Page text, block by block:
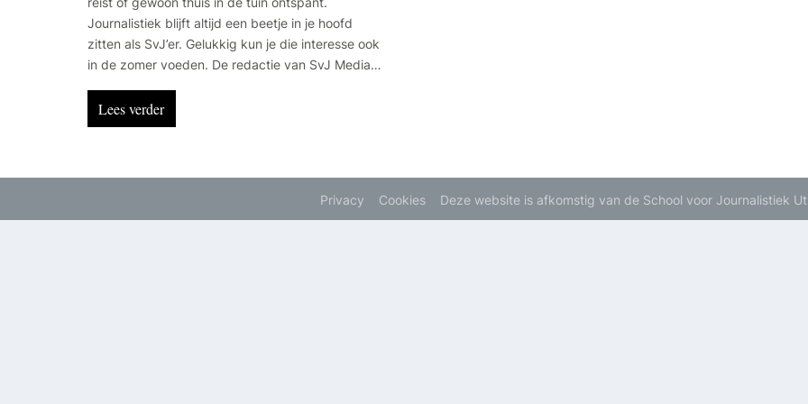
Journalistiek blijft altijd een beetje in je hoofd
zitten als SvJ’er. Gelukkig kun je die interesse ook
in de zomer voeden. De redactie van SvJ Media
podcasts waarmee je op een ontspannen manier
toch iets nieuws oppikt tijdens het zomeren.
Lees verder
Privacy Cookies Deze website is afkomstig van de School voor Journalistiek